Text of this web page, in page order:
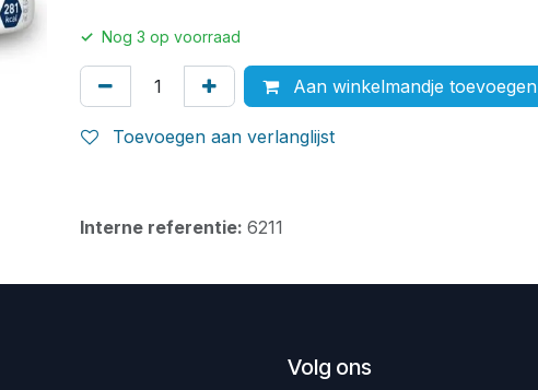
✓ Nog 3 op voorraad
Aan winkelmandje toevoegen
Toevoegen aan verlanglijst
Interne referentie: 6211
Volg ons